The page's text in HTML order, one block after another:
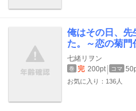
俺はその日、先
た。～恋の菊門
七緒リヲン
巻 完 200pt コマ
お気に入り：136人